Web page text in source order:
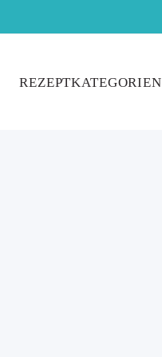
REZEPTKATEGORIEN